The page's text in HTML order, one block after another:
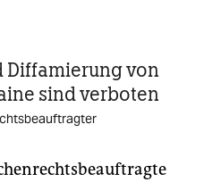
Diffamierung von
sind verboten